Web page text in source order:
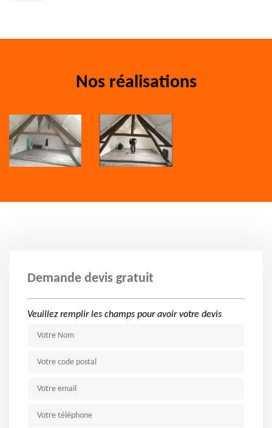
Nos réalisations
Demande devis gratuit
Veuillez remplir les champs pour avoir votre devis